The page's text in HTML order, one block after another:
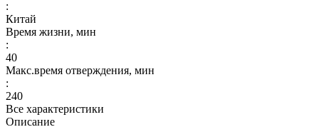
:
Китай
Время жизни, мин
:
40
Макс.время отверждения, мин
:
240
Все характеристики
Описание